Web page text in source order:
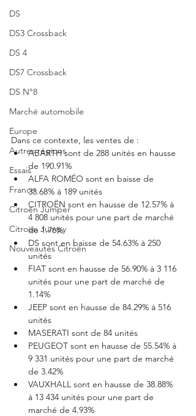
DS
DS3 Crossback
DS 4
DS7 Crossback
DS N°8
Marché automobile
Europe
Autres régions
Essais
France
Citroën Jumper
Citroën Jumpy
Nouveautés Citroën
Dans ce contexte, les ventes de :
ABARTH sont de 288 unités en hausse
de 190.91%
ALFA ROMÉO sont en baisse de
33.68% à 189 unités
CITROËN sont en hausse de 12.57% à
4 808 unités pour une part de marché
de 1.76%
DS sont en baisse de 54.63% à 250
unités
FIAT sont en hausse de 56.90% à 3 116
unités pour une part de marché de
1.14%
JEEP sont en hausse de 84.29% à 516
unités
MASERATI sont de 84 unités
PEUGEOT sont en hausse de 55.54% à
9 331 unités pour une part de marché
de 3.42%
VAUXHALL sont en hausse de 38.88%
à 13 434 unités pour une part de
marché de 4.93%